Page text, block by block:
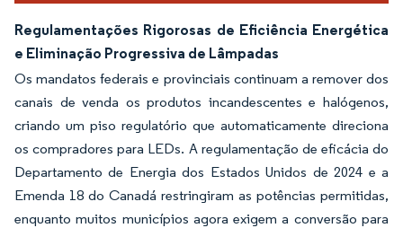
Regulamentações Rigorosas de Eficiência Energética
e Eliminação Progressiva de Lâmpadas
Os mandatos federais e provinciais continuam a remover dos
canais de venda os produtos incandescentes e halógenos,
criando um piso regulatório que automaticamente direciona
os compradores para LEDs. A regulamentação de eficácia do
Departamento de Energia dos Estados Unidos de 2024 e a
Emenda 18 do Canadá restringiram as potências permitidas,
enquanto muitos municípios agora exigem a conversão para